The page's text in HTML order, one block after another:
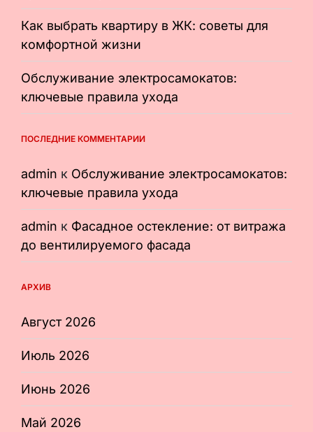
Как выбрать квартиру в ЖК: советы для
комфортной жизни
Обслуживание электросамокатов:
ключевые правила ухода
ПОСЛЕДНИЕ КОММЕНТАРИИ
admin к Обслуживание электросамокатов:
ключевые правила ухода
admin к Фасадное остекление: от витража
до вентилируемого фасада
АРХИВ
Август 2026
Июль 2026
Июнь 2026
Май 2026